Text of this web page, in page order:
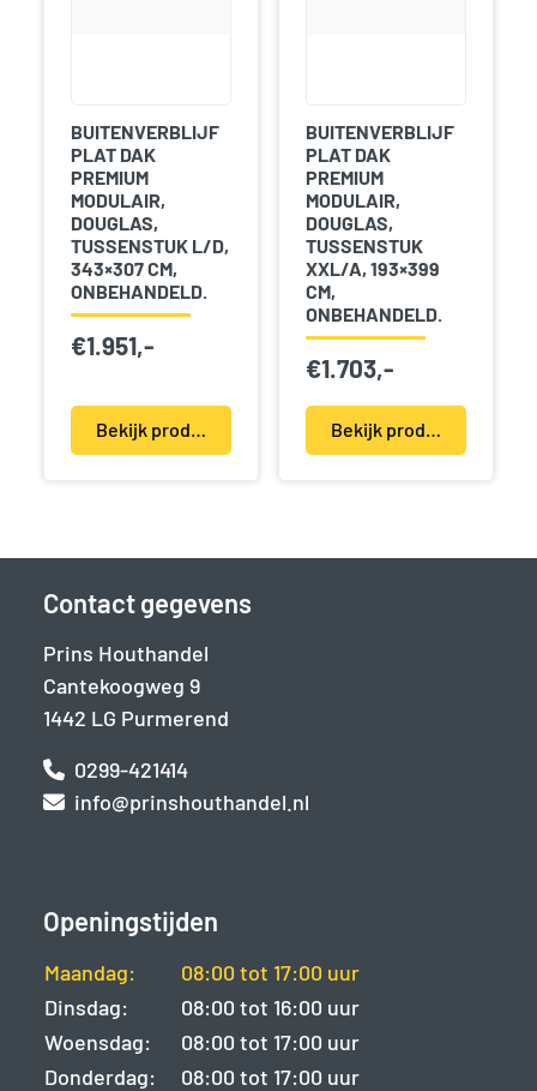
BUITENVERBLIJF
PLAT DAK
PREMIUM
MODULAIR,
DOUGLAS,
TUSSENSTUK L/D,
343×307 CM,
ONBEHANDELD.
€1.951,-
Bekijk product(en)
BUITENVERBLIJF
PLAT DAK
PREMIUM
MODULAIR,
DOUGLAS,
TUSSENSTUK
XXL/A, 193×399
CM,
ONBEHANDELD.
€1.703,-
Bekijk product(en)
Contact gegevens
Prins Houthandel
Cantekoogweg 9
1442 LG Purmerend
0299-421414
info@prinshouthandel.nl
Openingstijden
Maandag:
08:00 tot 17:00 uur
Dinsdag:
08:00 tot 16:00 uur
Woensdag:
08:00 tot 17:00 uur
Donderdag:
08:00 tot 17:00 uur